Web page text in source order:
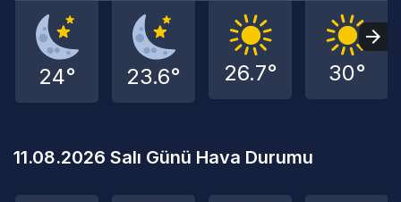
24° 23.6° 26.7° 30°
11.08.2026 Salı Günü Hava Durumu